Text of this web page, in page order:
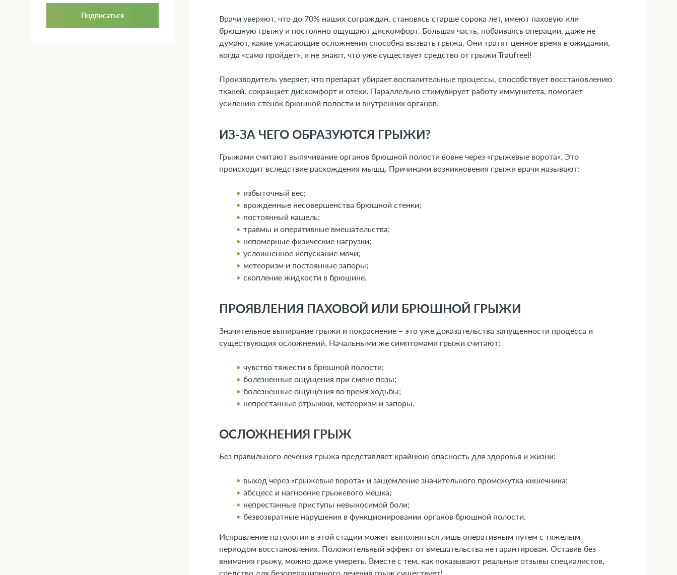
Врачи уверяют, что до 70% наших сограждан, становясь старше сорока лет, имеют паховую или
брюшную грыжу и постоянно ощущают дискомфорт. Большая часть, побаиваясь операции, даже не
думают, какие ужасающие осложнения способна вызвать грыжа. Они тратят ценное время в ожидании,
когда «само пройдет», и не знают, что уже существует средство от грыжи Traufreel!
Производитель уверяет, что препарат убирает воспалительные процессы, способствует восстановлению
тканей, сокращает дискомфорт и отеки. Параллельно стимулирует работу иммунитета, помогает
усилению стенок брюшной полости и внутренних органов.
ИЗ-ЗА ЧЕГО ОБРАЗУЮТСЯ ГРЫЖИ?
Грыжами считают выпячивание органов брюшной полости вовне через «грыжевые ворота». Это
происходит вследствие расхождения мышц. Причинами возникновения грыжи врачи называют:
избыточный вес;
врожденные несовершенства брюшной стенки;
постоянный кашель;
травмы и оперативные вмешательства;
непомерные физические нагрузки;
усложненное испускание мочи;
метеоризм и постоянные запоры;
скопление жидкости в брюшине.
ПРОЯВЛЕНИЯ ПАХОВОЙ ИЛИ БРЮШНОЙ ГРЫЖИ
Значительное выпирание грыжи и покраснение – это уже доказательства запущенности процесса и
существующих осложнений. Начальными же симптомами грыжи считают:
чувство тяжести в брюшной полости;
болезненные ощущения при смене позы;
болезненные ощущения во время ходьбы;
непрестанные отрыжки, метеоризм и запоры.
ОСЛОЖНЕНИЯ ГРЫЖ
Без правильного лечения грыжа представляет крайнюю опасность для здоровья и жизни:
выход через «грыжевые ворота» и защемление значительного промежутка кишечника;
абсцесс и нагноение грыжевого мешка;
непрестанные приступы невыносимой боли;
безвозвратные нарушения в функционировании органов брюшной полости.
Исправление патологии в этой стадии может выполняться лишь оперативным путем с тяжелым
периодом восстановления. Положительный эффект от вмешательства не гарантирован. Оставив без
внимания грыжу, можно даже умереть. Вместе с тем, как показывают реальные отзывы специалистов,
средство для безоперационного лечения грыж существует!
Подписаться